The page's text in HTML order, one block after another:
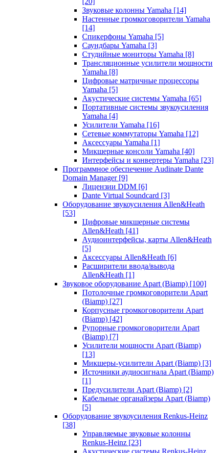
Звуковые колонны Yamaha [14]
Настенные громкоговорители Yamaha
[14]
Спикерфоны Yamaha [5]
Саундбары Yamaha [3]
Студийные мониторы Yamaha [8]
Трансляционные усилители мощности
Yamaha [8]
Цифровые матричные процессоры
Yamaha [5]
Акустические системы Yamaha [65]
Портативные системы звукоусиления
Yamaha [4]
Усилители Yamaha [16]
Сетевые коммутаторы Yamaha [12]
Аксессуары Yamaha [1]
Микшерные консоли Yamaha [40]
Интерфейсы и конвертеры Yamaha [23]
Программное обеспечение Audinate Dante
Domain Manager [9]
Лицензии DDM [6]
Dante Virtual Soundcard [3]
Оборудование звукоусиления Allen&Heath
[53]
Цифровые микшерные системы
Allen&Heath [41]
Аудиоинтерфейсы, карты Allen&Heath
[5]
Аксессуары Allen&Heath [6]
Расширители ввода/вывода
Allen&Heath [1]
Звуковое оборудование Apart (Biamp) [100]
Потолочные громкоговорители Apart
(Biamp) [27]
Корпусные громкоговорители Apart
(Biamp) [42]
Рупорные громкоговорители Apart
(Biamp) [7]
Усилители мощности Apart (Biamp)
[13]
Микшеры-усилители Apart (Biamp) [3]
Источники аудиосигнала Apart (Biamp)
[1]
Предусилители Apart (Biamp) [2]
Кабельные органайзеры Apart (Biamp)
[5]
Оборудование звукоусиления Renkus-Heinz
[38]
Управляемые звуковые колонны
Renkus-Heinz [23]
Акустические системы Renkus-Heinz